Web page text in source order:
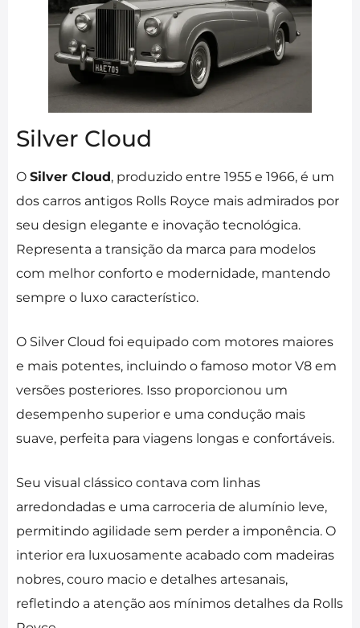
Silver Cloud
O Silver Cloud, produzido entre 1955 e 1966, é um
dos carros antigos Rolls Royce mais admirados por
seu design elegante e inovação tecnológica.
Representa a transição da marca para modelos
com melhor conforto e modernidade, mantendo
sempre o luxo característico.
O Silver Cloud foi equipado com motores maiores
e mais potentes, incluindo o famoso motor V8 em
versões posteriores. Isso proporcionou um
desempenho superior e uma condução mais
suave, perfeita para viagens longas e confortáveis.
Seu visual clássico contava com linhas
arredondadas e uma carroceria de alumínio leve,
permitindo agilidade sem perder a imponência. O
interior era luxuosamente acabado com madeiras
nobres, couro macio e detalhes artesanais,
refletindo a atenção aos mínimos detalhes da Rolls